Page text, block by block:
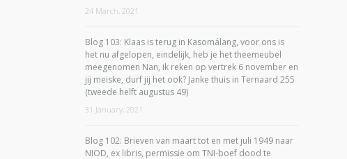
24 March, 2021
Blog 103: Klaas is terug in Kasomálang, voor ons is
het nu afgelopen, eindelijk, heb je het theemeubel
meegenomen Nan, ik reken op vertrek 6 november en
jij meiske, durf jij het ook? Janke thuis in Ternaard 255
(tweede helft augustus 49)
31 January, 2021
Blog 102: Brieven van maart tot en met juli 1949 naar
NIOD, ex libris, permissie om TNI-boef dood te